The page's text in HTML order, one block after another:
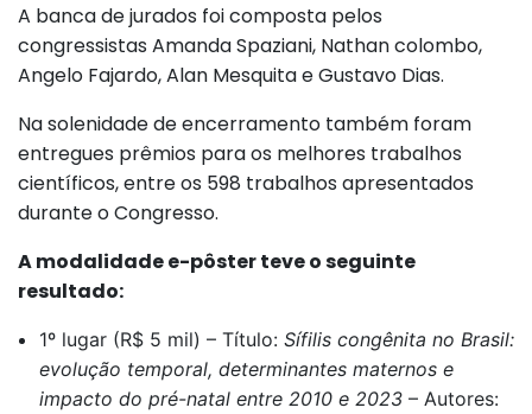
A banca de jurados foi composta pelos
congressistas Amanda Spaziani, Nathan colombo,
Angelo Fajardo, Alan Mesquita e Gustavo Dias.
Na solenidade de encerramento também foram
entregues prêmios para os melhores trabalhos
científicos, entre os 598 trabalhos apresentados
durante o Congresso.
A modalidade e-pôster teve o seguinte
resultado:
1º lugar (R$ 5 mil) – Título: Sífilis congênita no Brasil:
evolução temporal, determinantes maternos e
impacto do pré-natal entre 2010 e 2023– Autores: